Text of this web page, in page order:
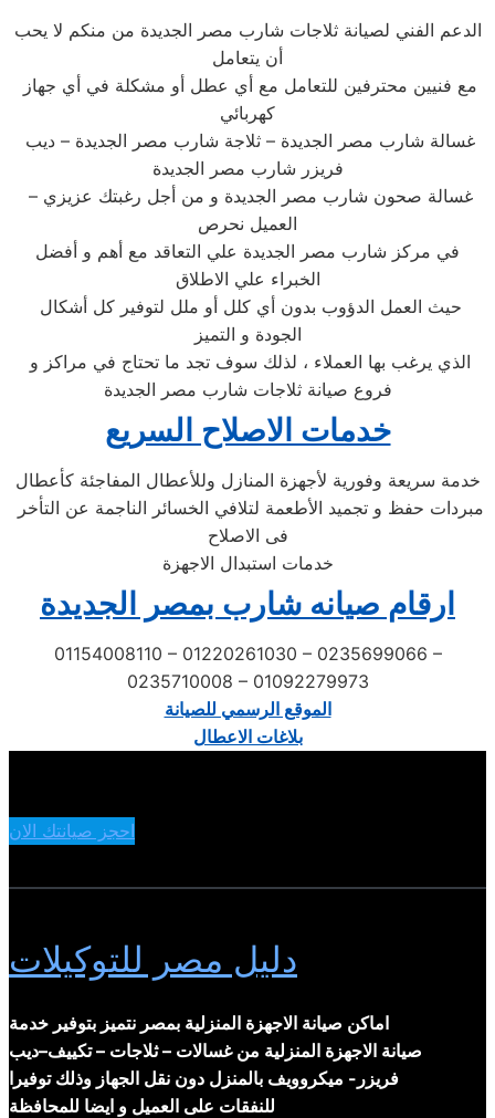
الدعم الفني لصيانة ثلاجات شارب مصر الجديدة من منكم لا يحب
أن يتعامل
كهربائي
فريزر شارب مصر الجديدة
– غسالة صحون شارب مصر الجديدة و من أجل رغبتك عزيزي
العميل نحرص
في مركز شارب مصر الجديدة علي التعاقد مع أهم و أفضل
الخبراء علي الاطلاق
الجودة و التميز
فروع صيانة ثلاجات شارب مصر الجديدة
خدمات الاصلاح السريع
خدمة سريعة وفورية لأجهزة المنازل وللأعطال المفاجئة كأعطال
فى الاصلاح
خدمات استبدال الاجهزة
ارقام صيانه شارب بمصر الجديدة
01154008110 – 01220261030 – 0235699066 –
0235710008 – 01092279973
الموقع الرسمي للصيانة
بلاغات الاعطال
احجز صيانتك الان
دليل مصر للتوكيلات
اماكن صيانة الاجهزة المنزلية بمصر نتميز بتوفير خدمة
صيانة الاجهزة المنزلية من غسالات – ثلاجات – تكييف–ديب
فريزر- ميكروويف بالمنزل دون نقل الجهاز وذلك توفيرا
للنفقات على العميل و ايضا للمحافظة